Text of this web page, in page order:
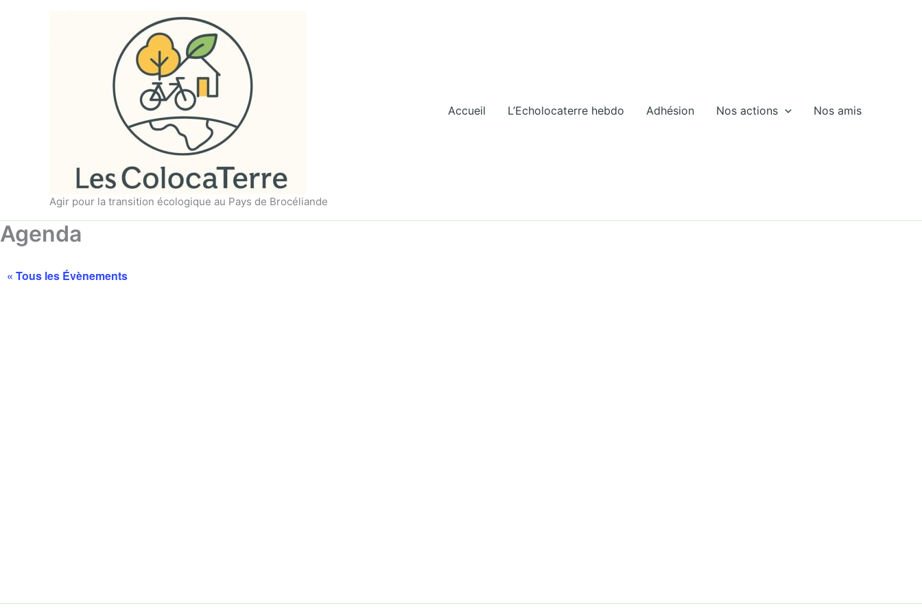
Agir pour la transition écologique au Pays de Brocéliande
Accueil L’Echolocaterre hebdo Adhésion Nos actions Nos amis
Agenda
« Tous les Évènements